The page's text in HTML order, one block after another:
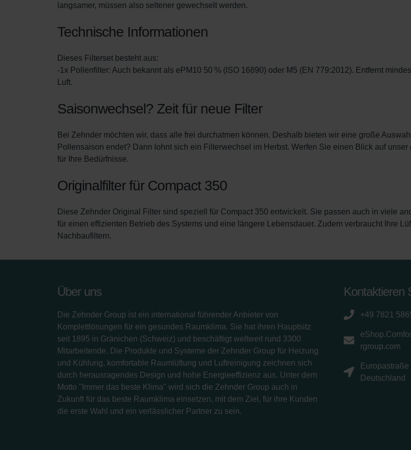
Zehnder Group İç Mekan İklimlendirme Sanayi ve Ticaret Limitet Şirketi: Web Sitesi
Zehnder Group Sales International: Privacy Policy
Zehnder Polska Sp. z o.o.: Oświadczenie o ochronie danych Zehnder
Zehnder Group UK Limited: Privacy Policy
langsamer, müssen also seltener gewechselt werden.
Technische Informationen
Dieses Filterset besteht aus:
-1x Pollenfilter: Auch bekannt als ePM10 50 % (ISO 16890) oder M5 (EN 779:2012). Entfernt
Luft.
Saisonwechsel? Zeit für neue Filter
Bei Zehnder möchten wir, dass alle frei durchatmen können. Deshalb bieten wir eine große
Pollensaison endet? Dann lohnt sich ein Filterwechsel im Herbst. Werfen Sie einen Blick auf
für Ihre Bedürfnisse.
Originalfilter für Compact 350
Diese Zehnder Original Filter sind speziell für Compact 350 entwickelt. Sie passen auch in viele
für einen effizienten Betrieb des Systems und eine längere Lebensdauer. Zudem verbraucht Ihre
Nachbaufiltern.
Über uns
Die Zehnder Group ist ein international führender Anbieter von
Komplettlösungen für ein gesundes Raumklima. Sie hat ihren Hauptsitz
seit 1895 in Gränichen (Schweiz) und beschäftigt weltweit rund 3300
Mitarbeitende. Die Produkte und Systeme der Zehnder Group für Heizung
und Kühlung, komfortable Raumlüftung und Luftreinigung zeichnen sich
durch herausragendes Design und hohe Energieeffizienz aus. Unter dem
Motto "Immer das beste Klima" wird sich die Zehnder Group auch in
Zukunft für das beste Raumklima einsetzen, mit dem Ziel, für ihre Kunden
die erste Wahl und ein verlässlicher Partner zu sein.
Kontaktieren
+49 7821
rgroup.com
Deutschland